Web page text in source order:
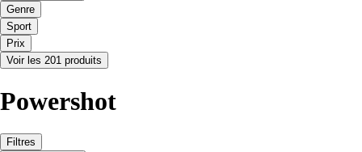
Genre
Sport
Prix
Voir les 201 produits
Powershot
Filtres